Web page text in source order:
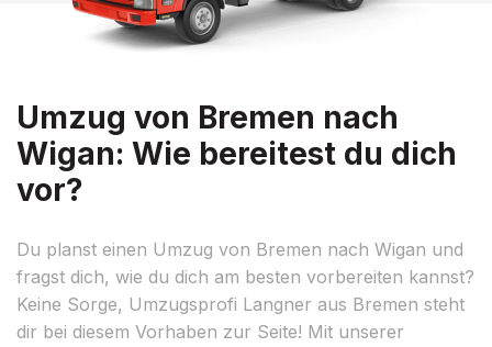
Umzug von Bremen nach
Wigan: Wie bereitest du dich
vor?
Du planst einen Umzug von Bremen nach Wigan und
fragst dich, wie du dich am besten vorbereiten kannst?
Keine Sorge, Umzugsprofi Langner aus Bremen steht
dir bei diesem Vorhaben zur Seite! Mit unserer